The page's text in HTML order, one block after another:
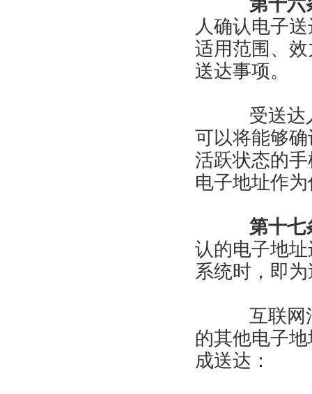
人确认电子
适用范围、
送达事项。
受送达人
可以将能够
活跃状态的
电子地址作
第十七
认的电子地
系统时，即
互联网法
的其他电子
成送达：